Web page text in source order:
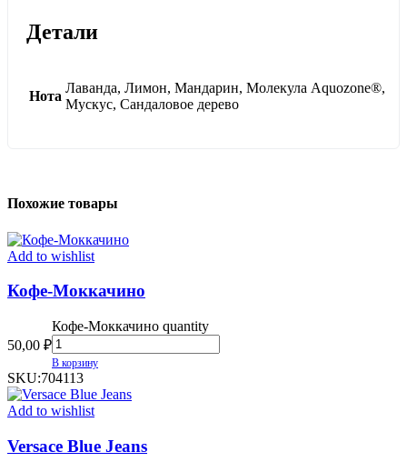
Детали
Нота
Лаванда, Лимон, Мандарин, Молекула Aquozone®,
Мускус, Сандаловое дерево
Похожие товары
Add to wishlist
Кофе-Моккачино
50,00 ₽
Кофе-Моккачино quantity
В корзину
SKU:704113
Add to wishlist
Versace Blue Jeans